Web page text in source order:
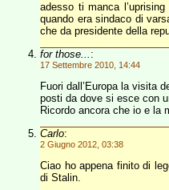
adesso ti manca
quando era sindaco di
che da presidente della
for those... :
17 Settembre 2010, 14:44
Fuori dall’Europa la visita
posti da dove si esce con
Ricordo ancora che io e la
Carlo:
2 Giugno 2012, 03:38
Ciao ho appena finito di
di Stalin.